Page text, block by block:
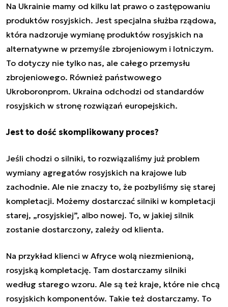
Na Ukrainie mamy od kilku lat prawo o zastępowaniu
produktów rosyjskich. Jest specjalna służba rządowa,
która nadzoruje wymianę produktów rosyjskich na
alternatywne w przemyśle zbrojeniowym i lotniczym.
To dotyczy nie tylko nas, ale całego przemysłu
zbrojeniowego. Również państwowego
Ukroboronprom. Ukraina odchodzi od standardów
rosyjskich w stronę rozwiązań europejskich.
Jest to dość skomplikowany proces?
Jeśli chodzi o silniki, to rozwiązaliśmy już problem
wymiany agregatów rosyjskich na krajowe lub
zachodnie. Ale nie znaczy to, że pozbyliśmy się starej
kompletacji. Możemy dostarczać silniki w kompletacji
starej, „rosyjskiej”, albo nowej. To, w jakiej silnik
zostanie dostarczony, zależy od klienta.
Na przykład klienci w Afryce wolą niezmienioną,
rosyjską kompletację. Tam dostarczamy silniki
według starego wzoru. Ale są też kraje, które nie chcą
rosyjskich komponentów. Takie też dostarczamy. To